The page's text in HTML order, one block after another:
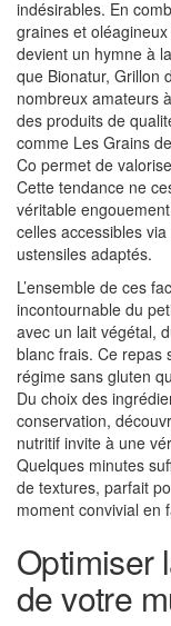
indésirables. En
graines et
devient un hymne à
que Bionatur, Grillon
nombreux amateurs
des produits de
comme Les Grains
Co permet de
Cette tendance ne
véritable
celles accessibles
ustensiles adaptés.
L’ensemble de ces
incontournable du
avec un lait végétal,
blanc frais. Ce repas
régime sans gluten
Du choix des
conservation,
nutritif invite à une
Quelques minutes
de textures, parfait
moment convivial en
Optimiser
de votre